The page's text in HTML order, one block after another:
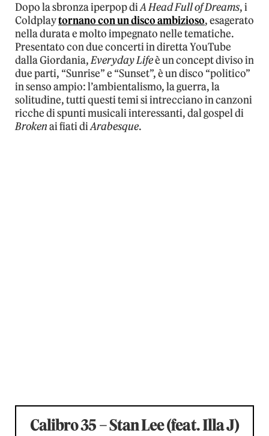
Dopo la sbronza iperpop diA Head Full of Dreams, i
Coldplaytornano con un disco ambizioso, esagerato
nella durata e molto impegnato nelle tematiche.
Presentato con due concerti in diretta YouTube
dalla Giordania,Everyday Lifeè un concept diviso in
due parti, “Sunrise” e “Sunset”, è un disco “politico”
in senso ampio: l’ambientalismo, la guerra, la
solitudine, tutti questi temi si intrecciano in canzoni
ricche di spunti musicali interessanti, dal gospel di
Brokenai fiati diArabesque.
Calibro 35 – Stan Lee (feat. Illa J)